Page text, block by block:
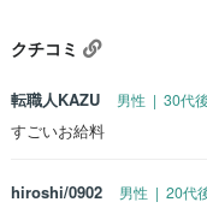
クチコミ
転職人KAZU 男性 | 30代
すごいお給料
hiroshi/0902 男性 | 20代